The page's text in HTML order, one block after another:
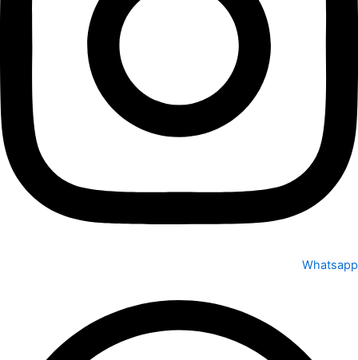
Whatsapp